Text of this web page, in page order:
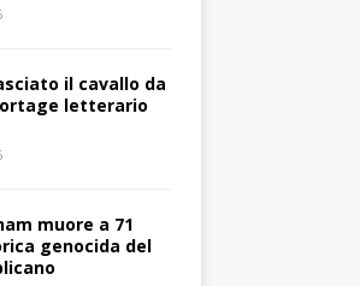
il cavallo da
letterario
muore a 71
genocida del